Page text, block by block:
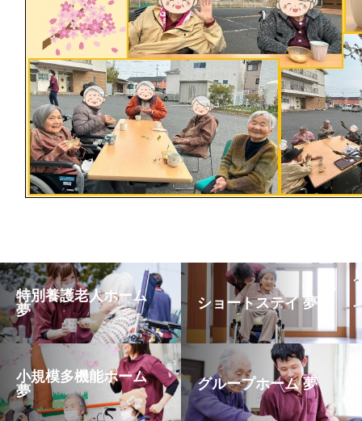
特別養護老人ホーム
夢
ショートステイ 夢
小規模多機能ホーム
夢
グループホーム 夢